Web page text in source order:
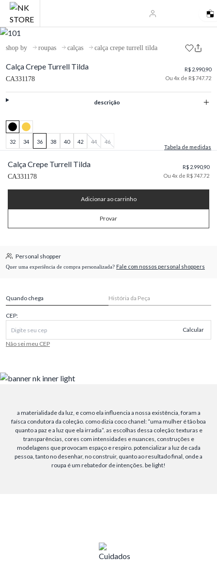
shop by roupas calças calça crepe turrell tilda
Calça Crepe Turrell Tilda
CA331178
R$ 2.990,90
Ou 4x de R$ 747.72
descrição
32 34 36 38 40 42 44
46
Tabela de medidas
Calça Crepe Turrell Tilda
CA331178
R$ 2.990,90
Ou 4x de R$ 747.72
Adicionar ao carrinho
Provar
Personal shopper
Quer uma experiência de compra personalizada? Fale com nossos personal shoppers
Quando chega História da Peça
CEP:
Calcular
Não sei meu CEP
a materialidade da luz, e como ela influencia a nossa existência, foram a
faísca condutora da coleção. como dizia coco chanel: “uma mulher é tão boa
quanto a paz e a luz que ela irradia”. as escolhas dessa coleção: texturas e
transparências, cores com intensidades e nuances, construções e
modelagens que provocam espaço e respiro. potencializar a luz de cada
pessoa, tanto no desenhar, no construir, quanto ao resultado final, onde a
roupa é um rebatedor de intenções. be light!